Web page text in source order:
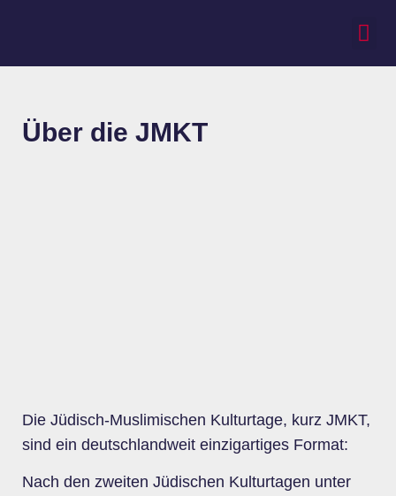
Über die JMKT
Die Jüdisch-Muslimischen Kulturtage, kurz JMKT,
sind ein deutschlandweit einzigartiges Format:
Nach den zweiten Jüdischen Kulturtagen unter